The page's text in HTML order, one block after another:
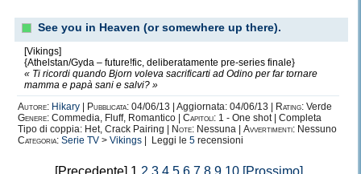
See you in Heaven (or somewhere up there).
[Vikings]
{Athelstan/Gyda – future!fic, deliberatamente pre-series finale}
« Ti ricordi quando Bjorn voleva sacrificarti ad Odino per far tornare
mamma e papà sani e salvi? »
Autore: Hikary Pubblicata: 04/06/13 | Aggiornata: 04/06/13 | Rating: Verde
Genere: Commedia, Fluff, Romantico | Capitoli: 1 - One shot | Completa
Tipo di coppia: Het, Crack Pairing |
Note: Nessuna | Avvertimenti: Nessuno
Categoria: Serie TV > Vikings | Leggi le 5 recensioni
[Precedente] 1 2 3 4 5 6 7 8 9 10 [Prossimo]